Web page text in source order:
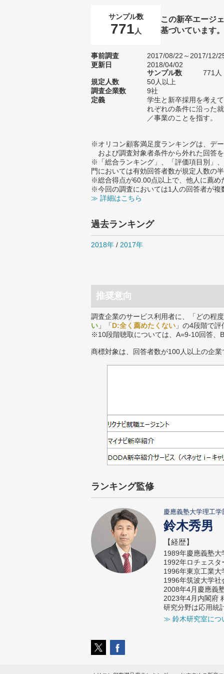
サンプル数
771 人
この新卒エージ
基づいています
事前調査
2017/08/22～2017/12/
更新日
2018/04/02
サンプル数
771人
規定人数
50人以上
調査企業数
9社
定義
学生と新卒採用を考え
れぞれの条件に沿った
／事業のことを指す。
※オリコン顧客満足度ランキングは、デ
および調査対象者条件から外れた回答
※「総合ランキング」、「評価項目別」
門においては有効回答者数が規定人数の
※総合得点が60.00点以上で、他人に薦め
※今回の調査においては1人の回答者が
≫ 詳細はこちら
過去ランキング
2018年 / 2017年
推奨意向
調査企業のサービス利用者に、「どの程
い 」「D:全く薦めたくない 」の4段階で
※10段階聴取については、A=9-10回答、
商標対象は、回答者数が100人以上の企業
ランキング監修
慶應義塾大学理工
鈴木秀男
【経歴】
1989年慶應義塾
1992年ロチェス
1996年東京工業
1996年筑波大学
2008年4月慶應義
2023年4月内閣府
研究分野は応用統
≫ 鈴木研究室につ